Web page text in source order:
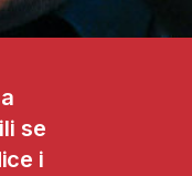
se
i